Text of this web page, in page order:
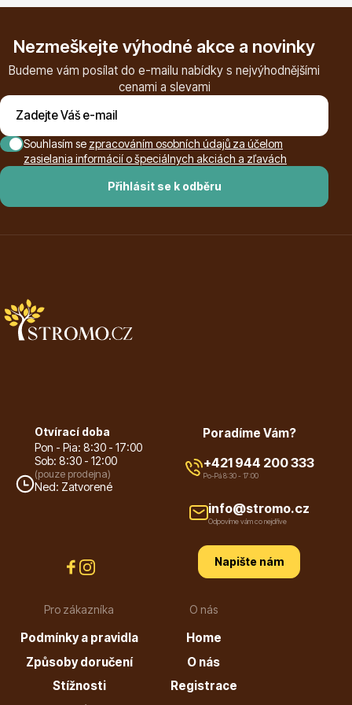
Plazivé rostliny
Dekorace
Nezmeškejte výhodné akce a novinky
Budeme vám posílat do e-mailu nabídky s nejvýhodnějšími
cenami a slevami
Přihlásit se k odběru
Souhlasím se zpracováním osobních údajů za účelom
zasielania informácií o špeciálnych akciách a zľavách
Otvírací doba
Pon - Pia: 8:30 - 17:00
Sob: 8:30 - 12:00
(pouze prodejna)
Ned: Zatvorené
Pro zákazníka
Podmínky a pravidla
Způsoby doručení
Stížnosti
O nás
Home
O nás
Registrace
Poradíme Vám?
+421 944 200 333
Po-Pá 8:30 - 17:00
info@stromo.cz
Odpovíme vám co nejdříve
Napište nám